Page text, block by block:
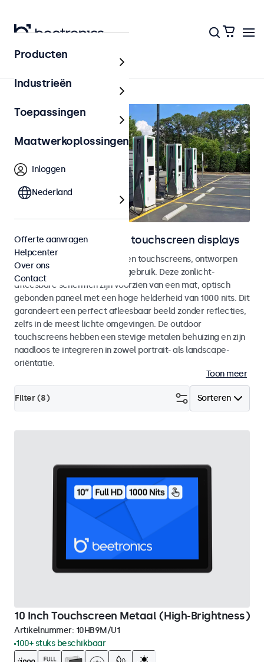
Home
Outdoor monitoren en touchscreen displays
Weersbestendige monitoren en touchscreens, ontworpen
voor zowel binnen- als buitengebruik. Deze zonlicht-
afleesbare schermen zijn voorzien van een mat, optisch
gebonden paneel met een hoge helderheid van 1000 nits. Dit
garandeert een perfect afleesbaar beeld zonder reflecties,
zelfs in de meest lichte omgevingen. De outdoor
touchscreens hebben een stevige metalen behuizing en zijn
naadloos te integreren in zowel portrait- als landscape-
oriëntatie.
Toon meer
Sorteren
Filter (8)
10 Inch Touchscreen Metaal (High-Brightness)
Artikelnummer: 10HB9M/U1
100+ stuks beschikbaar
Producten
Industrieën
Toepassingen
Maatwerkoplossingen
Inloggen
Nederland
Offerte aanvragen
Helpcenter
Over ons
Contact